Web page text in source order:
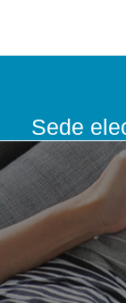
Sede
San